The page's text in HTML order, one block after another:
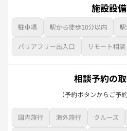
施設設備
駐車場 駅から徒歩10分以内
バリアフリー出入口 リモート相談
相談予約の
（予約ボタンからご予
国内旅行 海外旅行 クルーズ